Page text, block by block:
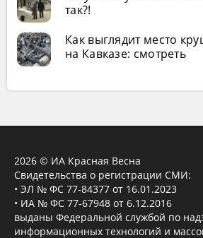
так?!
Как выглядит место
на Кавказе: смотреть
2026 © ИА Красная Весна
Свидетельства о регистрации СМИ:
• ЭЛ № ФС 77-84377 от 16.01.2023
• ИА № ФС 77-67948 от 6.12.2016
выданы Федеральной службой по
информационных технологий и